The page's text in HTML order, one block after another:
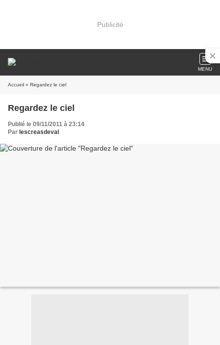
Publicité
MENU
Accueil » Regardez le ciel
Regardez le ciel
Publié le 09/11/2011 à 23:14
Par lescreasdeval